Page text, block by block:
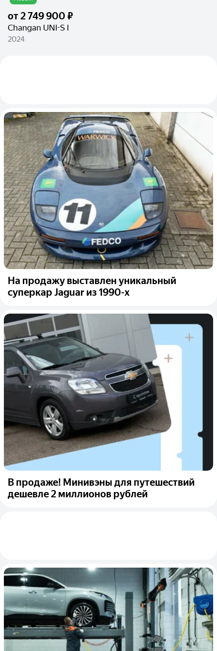
от2 749 900 ₽
Changan UNI-S I
2024
На продажу выставлен уникальный
суперкар Jaguar из 1990-х
В продаже! Минивэны для путешествий
дешевле 2 миллионов рублей